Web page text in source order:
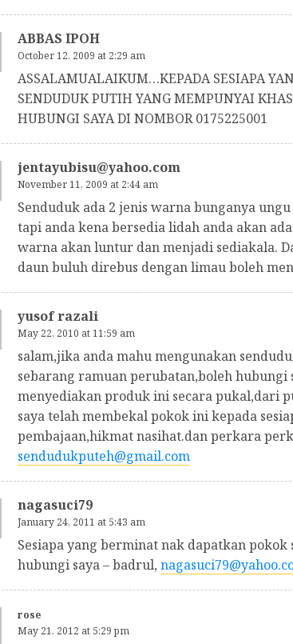
ABBAS IPOH
October 12, 2009 at 2:29 am
ASSALAMUALAIKUM…KEPADA SESIAPA
SENDUDUK PUTIH YANG MEMPUNYAI
HUBUNGI SAYA DI NOMBOR 0175225001
jentayubisu@yahoo.com
November 11, 2009 at 2:44 am
Senduduk ada 2 jenis warna bunganya
tapi anda kena bersedia lidah anda akan
warna akan luntur dan menjadi sediakala.
daun buluh direbus dengan limau boleh
yusof razali
May 22, 2010 at 11:59 am
salam,jika anda mahu mengunakan
sebarang ramuan perubatan,boleh hubungi
menyediakan produk ini secara pukal,dari
saya telah membekal pokok ini kepada
pembajaan,hikmat nasihat.dan perkara
sendudukputeh@gmail.com
nagasuci79
January 24, 2011 at 5:43 am
Sesiapa yang berminat nak dapatkan
hubungi saya – badrul,
rose
May 21, 2012 at 5:29 pm